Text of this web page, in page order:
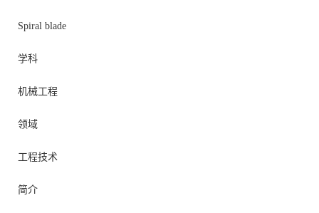
Spiral blade
学科
机械工程
领域
工程技术
简介